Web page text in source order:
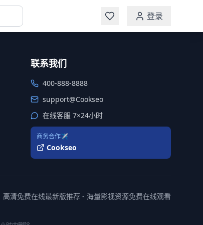
登录
联系我们
400-888-8888
support@Cookseo
在线客服 7×24小时
商务合作✈️
Cookseo
高清免费在线最新版推荐 - 海量影视资源免费在线观看